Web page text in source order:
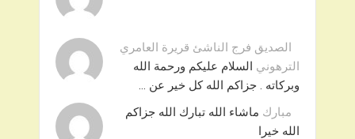
الصديق فرج الناشئ قريرة العامري
الترهوني السلام عليكم ورحمة الله
وبركاته . جزاكم الله كل خير عن …
مبارك ماشاء الله تبارك الله جزاكم
الله خيرا